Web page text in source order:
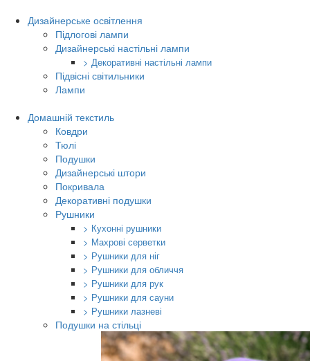
Дизайнерське освітлення
Підлогові лампи
Дизайнерські настільні лампи
> Декоративні настільні лампи
Підвісні світильники
Лампи
Домашній текстиль
Ковдри
Тюлі
Подушки
Дизайнерські штори
Покривала
Декоративні подушки
Рушники
> Кухонні рушники
> Махрові серветки
> Рушники для ніг
> Рушники для обличчя
> Рушники для рук
> Рушники для сауни
> Рушники лазневі
Подушки на стільці